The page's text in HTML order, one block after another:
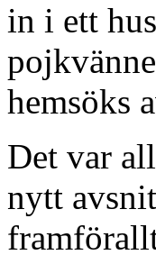
in i ett
hemsöks
Det var
nytt